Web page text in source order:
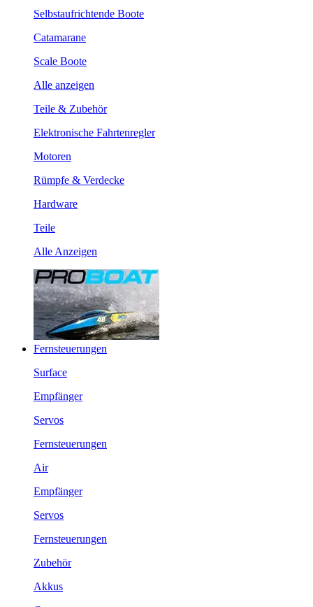
Selbstaufrichtende Boote
Catamarane
Scale Boote
Alle anzeigen
Teile & Zubehör
Elektronische Fahrtenregler
Motoren
Rümpfe & Verdecke
Hardware
Teile
Alle Anzeigen
Fernsteuerungen
Surface
Empfänger
Servos
Fernsteuerungen
Air
Empfänger
Servos
Fernsteuerungen
Zubehör
Akkus